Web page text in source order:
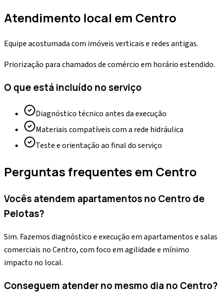
Atendimento local em Centro
Equipe acostumada com imóveis verticais e redes antigas.
Priorização para chamados de comércio em horário estendido.
O que está incluído no serviço
Diagnóstico técnico antes da execução
Materiais compatíveis com a rede hidráulica
Teste e orientação ao final do serviço
Perguntas frequentes em Centro
Vocês atendem apartamentos no Centro de
Pelotas?
Sim. Fazemos diagnóstico e execução em apartamentos e salas
comerciais no Centro, com foco em agilidade e mínimo
impacto no local.
Conseguem atender no mesmo dia no Centro?